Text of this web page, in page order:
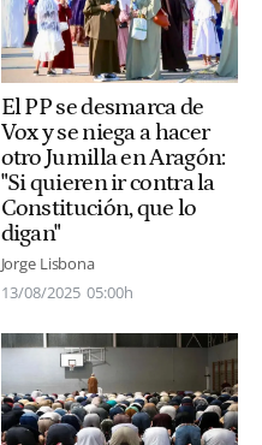
El PP se desmarca de
Vox y se niega a hacer
otro Jumilla en Aragón:
"Si quieren ir contra la
Constitución, que lo
digan"
Jorge Lisbona
13/08/2025 05:00h